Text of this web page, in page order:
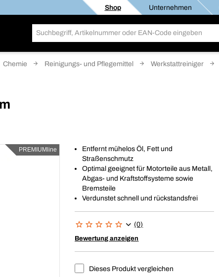
Shop Unternehmen
Chemie Reinigungs- und Pflegemittel Werkstattreiniger
PREMIUMline
Entfernt mühelos Öl, Fett und
Straßenschmutz
Optimal geeignet für Motorteile aus Metall,
Abgas- und Kraftstoffsysteme sowie
Bremsteile
Verdunstet schnell und rückstandsfrei
(0)
Bewertung anzeigen
Dieses Produkt vergleichen